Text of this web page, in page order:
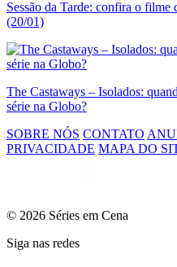
Sessão da Tarde: confira o filme
(20/01)
The Castaways – Isolados:
série na Globo?
SOBRE NÓS CONTATO
PRIVACIDADE MAPA DO
© 2026 Séries em Cena
Siga nas redes